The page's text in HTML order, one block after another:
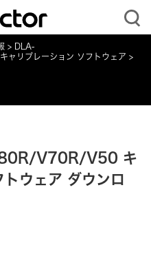
DLA-
リブレーション ソフトウェア
V70R/V50 キ
ウェア ダウンロ